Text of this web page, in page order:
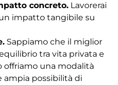
concreto. Lavorerai
impatto tangibile su
Sappiamo che il miglior
tra vita privata e
offriamo una modalità
ampia possibilità di